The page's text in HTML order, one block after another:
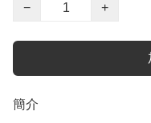
−
+
簡介